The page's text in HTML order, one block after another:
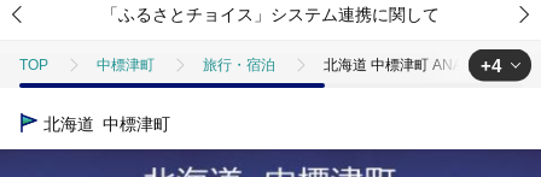
「ふるさとチョイス」システム連携に関して
TOP 中標津町 旅行・宿泊 北海道 中標津町 ANAトラベラ
TOP
+4
北海道 中標津町